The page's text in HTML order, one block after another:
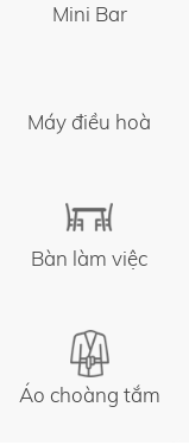
Mini Bar
Máy điều hoà
Bàn làm việc
Áo choàng tắm